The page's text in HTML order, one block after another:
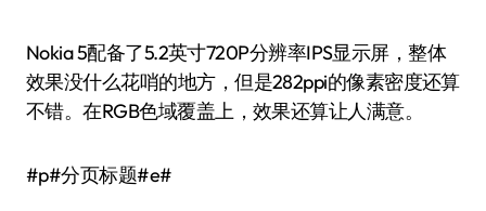
Nokia 5配备了5.2英寸720P分辨率IPS显示屏，整体
效果没什么花哨的地方，但是282ppi的像素密度还算
不错。在RGB色域覆盖上，效果还算让人满意。
#p#分页标题#e#